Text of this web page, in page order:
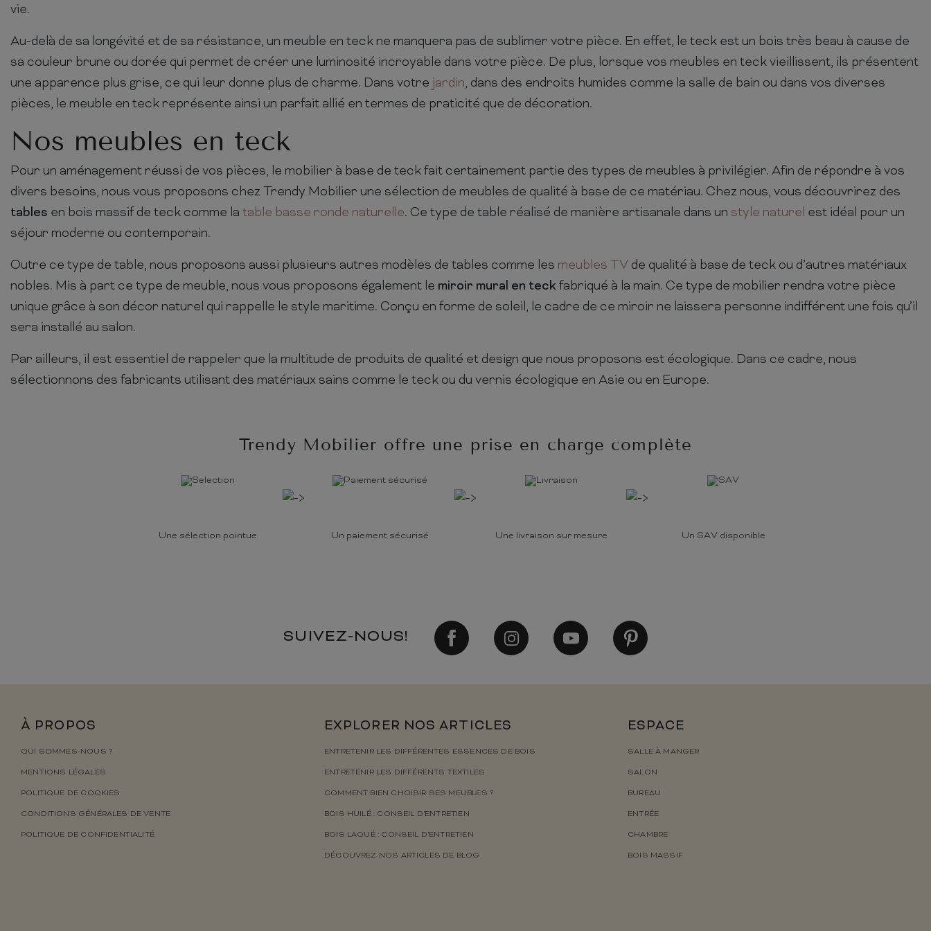
vie.
Au-delà de sa longévité et de sa résistance, un meuble en teck ne manquera pas de sublimer votre pièce. En effet, le teck est un bois très beau à cause de
sa couleur brune ou dorée qui permet de créer une luminosité incroyable dans votre pièce. De plus, lorsque vos meubles en teck vieillissent, ils présentent
une apparence plus grise, ce qui leur donne plus de charme. Dans votre jardin, dans des endroits humides comme la salle de bain ou dans vos diverses
pièces, le meuble en teck représente ainsi un parfait allié en termes de praticité que de décoration.
Nos meubles en teck
Pour un aménagement réussi de vos pièces, le mobilier à base de teck fait certainement partie des types de meubles à privilégier. Afin de répondre à vos
divers besoins, nous vous proposons chez Trendy Mobilier une sélection de meubles de qualité à base de ce matériau. Chez nous, vous découvrirez des
tables en bois massif de teck comme la table basse ronde naturelle. Ce type de table réalisé de manière artisanale dans un style naturel est idéal pour un
séjour moderne ou contemporain.
Outre ce type de table, nous proposons aussi plusieurs autres modèles de tables comme les meubles TV de qualité à base de teck ou d’autres matériaux
nobles. Mis à part ce type de meuble, nous vous proposons également le miroir mural en teckfabriqué à la main. Ce type de mobilier rendra votre pièce
unique grâce à son décor naturel qui rappelle le style maritime. Conçu en forme de soleil, le cadre de ce miroir ne laissera personne indifférent une fois qu’il
sera installé au salon.
Par ailleurs, il est essentiel de rappeler que la multitude de produits de qualité et design que nous proposons est écologique. Dans ce cadre, nous
sélectionnons des fabricants utilisant des matériaux sains comme le teck ou du vernis écologique en Asie ou en Europe.
Trendy Mobilier offre une prise en charge complète
Une sélection pointue Un paiement sécurisé Une livraison sur mesure Un SAV disponible
SUIVEZ-NOUS!
À PROPOS
QUI SOMMES-NOUS ?
MENTIONS LÉGALES
POLITIQUE DE COOKIES
CONDITIONS GÉNÉRALES DE VENTE
POLITIQUE DE CONFIDENTIALITÉ
EXPLORER NOS ARTICLES
ENTRETENIR LES DIFFÉRENTES ESSENCES DE BOIS
ENTRETENIR LES DIFFÉRENTS TEXTILES
COMMENT BIEN CHOISIR SES MEUBLES ?
BOIS HUILÉ : CONSEIL D’ENTRETIEN
BOIS LAQUÉ : CONSEIL D’ENTRETIEN
DÉCOUVREZ NOS ARTICLES DE BLOG
ESPACE
SALLE À MANGER
SALON
BUREAU
ENTRÉE
CHAMBRE
BOIS MASSIF